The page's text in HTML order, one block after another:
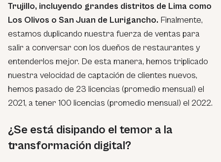
Trujillo, incluyendo grandes distritos de Lima como
Los Olivos o San Juan de Lurigancho. Finalmente,
estamos duplicando nuestra fuerza de ventas para
salir a conversar con los dueños de restaurantes y
entenderlos mejor. De esta manera, hemos triplicado
nuestra velocidad de captación de clientes nuevos,
hemos pasado de 23 licencias (promedio mensual) el
2021, a tener 100 licencias (promedio mensual) el 2022.
¿Se está disipando el temor a la
transformación digital?